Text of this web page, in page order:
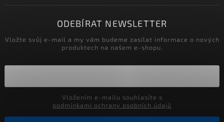
ODEBÍRAT NEWSLETTER
Vložte svůj e-mail a my vám budeme zasílat informace o nových
produktech na našem e-shopu.
podmínkami ochrany osobních údajů